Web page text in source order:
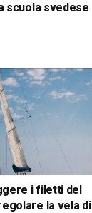
scuola svedese
i filetti del
la vela di